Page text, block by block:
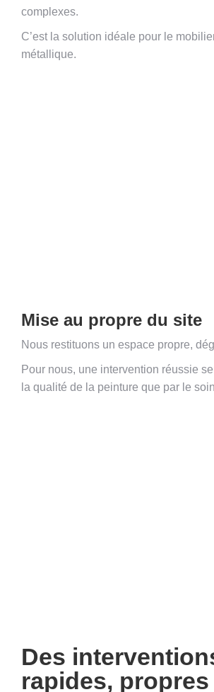
complexes.
C’est la solution idéale pour le
métallique.
Mise au propre du site
Nous restituons un espace propre,
Pour nous, une intervention réussie
la qualité de la peinture que par le
Des
rapides, propres